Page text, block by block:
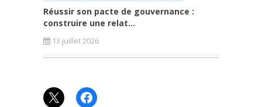
Réussir son pacte de gouvernance :
construire une relat...
13 juillet 2026
X Facebook